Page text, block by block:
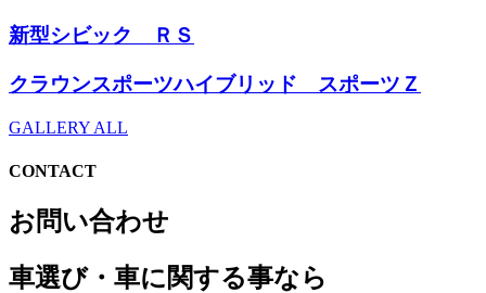
新型シビック ＲＳ
クラウンスポーツハイブリッド スポーツＺ
GALLERY ALL
CONTACT
お問い合わせ
車選び・車に関する事なら